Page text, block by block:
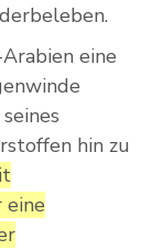
eine
hin zu